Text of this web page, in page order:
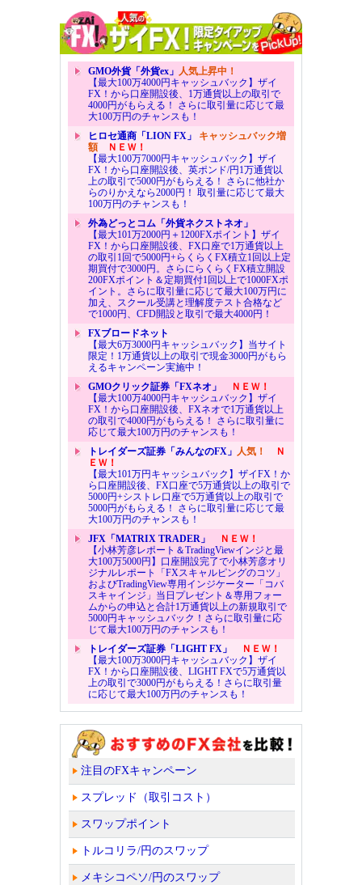
GMO外貨「外貨ex」 人気上昇中！
【最大100万4000円キャッシュバック】ザイ
FX！から口座開設後、1万通貨以上の取引で
4000円がもらえる！ さらに取引量に応じて最
大100万円のチャンスも！
ヒロセ通商「LION FX」 キャッシュバック増
額ＮＥＷ！
【最大100万7000円キャッシュバック】ザイ
FX！から口座開設後、英ポンド/円1万通貨以
上の取引で5000円がもらえる！ さらに他社か
らのりかえなら2000円！ 取引量に応じて最大
100万円のチャンスも！
外為どっとコム「外貨ネクストネオ」
【最大101万2000円＋1200FXポイント】ザイ
FX！から口座開設後、FX口座で1万通貨以上
の取引1回で5000円+らくらくFX積立1回以上定
期買付で3000円。さらにらくらくFX積立開設
200FXポイント＆定期買付1回以上で1000FXポ
イント。さらに取引量に応じて最大100万円に
加え、スクール受講と理解度テスト合格など
で1000円、CFD開設と取引で最大4000円！
FXブロードネット
【最大6万3000円キャッシュバック】当サイト
限定！1万通貨以上の取引で現金3000円がもら
えるキャンペーン実施中！
GMOクリック証券「FXネオ」
ＮＥＷ！
【最大100万4000円キャッシュバック】ザイ
FX！から口座開設後、FXネオで1万通貨以上
の取引で4000円がもらえる！ さらに取引量に
応じて最大100万円のチャンスも！
トレイダーズ証券「みんなのFX」 人気！
Ｎ
ＥＷ！
【最大101万円キャッシュバック】ザイFX！か
ら口座開設後、FX口座で5万通貨以上の取引で
5000円+シストレ口座で5万通貨以上の取引で
5000円がもらえる！ さらに取引量に応じて最
大100万円のチャンスも！
JFX「MATRIX TRADER」
ＮＥＷ！
【小林芳彦レポート＆TradingViewインジと最
大100万5000円】口座開設完了で小林芳彦オリ
ジナルレポート「FXスキャルピングのコツ」
およびTradingView専用インジケーター「コバ
スキャインジ」当日プレゼント＆専用フォー
ムからの申込と合計1万通貨以上の新規取引で
5000円キャッシュバック！さらに取引量に応
じて最大100万円のチャンスも！
トレイダーズ証券「LIGHT FX」
ＮＥＷ！
【最大100万3000円キャッシュバック】ザイ
FX！から口座開設後、LIGHT FXで5万通貨以
上の取引で3000円がもらえる！さらに取引量
に応じて最大100万円のチャンスも！
注目のFXキャンペーン
スプレッド（取引コスト）
スワップポイント
トルコリラ/円のスワップ
メキシコペソ/円のスワップ